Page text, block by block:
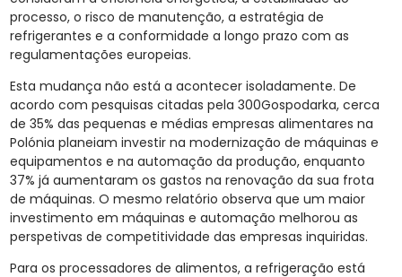
processo, o risco de manutenção, a estratégia de
refrigerantes e a conformidade a longo prazo com as
regulamentações europeias.
Esta mudança não está a acontecer isoladamente. De
acordo com pesquisas citadas pela 300Gospodarka, cerca
de 35% das pequenas e médias empresas alimentares na
Polónia planeiam investir na modernização de máquinas e
equipamentos e na automação da produção, enquanto
37% já aumentaram os gastos na renovação da sua frota
de máquinas. O mesmo relatório observa que um maior
investimento em máquinas e automação melhorou as
perspetivas de competitividade das empresas inquiridas.
Para os processadores de alimentos, a refrigeração está